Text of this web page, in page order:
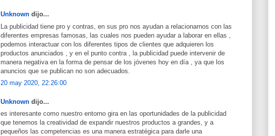
Unknown dijo...
La publicidad tiene pro y contras, en sus pro nos ayudan a relacionarnos con las
diferentes empresas famosas, las cuales nos pueden ayudar a laborar en ellas ,
podemos interactuar con los diferentes tipos de clientes que adquieren los
productos anunciados , y en el punto contra , la publicidad puede intervenir de
manera negativa en la forma de pensar de los jóvenes hoy en día , ya que los
anuncios que se publican no son adecuados.
20 may 2020, 22:26:00
Unknown dijo...
es interesante como nuestro entorno gira en las oportunidades de la publicidad
que tenemos la creatividad de expandir nuestros productos a grandes, y a
pequeños las competencias es una manera estratégica para darle una